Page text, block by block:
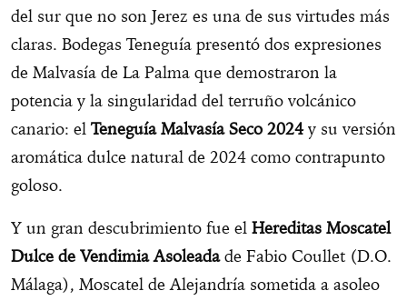
del sur que no son Jerez es una de sus virtudes más
claras. Bodegas Teneguía presentó dos expresiones
de Malvasía de La Palma que demostraron la
potencia y la singularidad del terruño volcánico
canario: elTeneguía Malvasía Seco 2024y su versión
aromática dulce natural de 2024 como contrapunto
goloso.
Y un gran descubrimiento fue el Hereditas Moscatel
Dulce de Vendimia Asoleadade Fabio Coullet (D.O.
Málaga), Moscatel de Alejandría sometida a asoleo